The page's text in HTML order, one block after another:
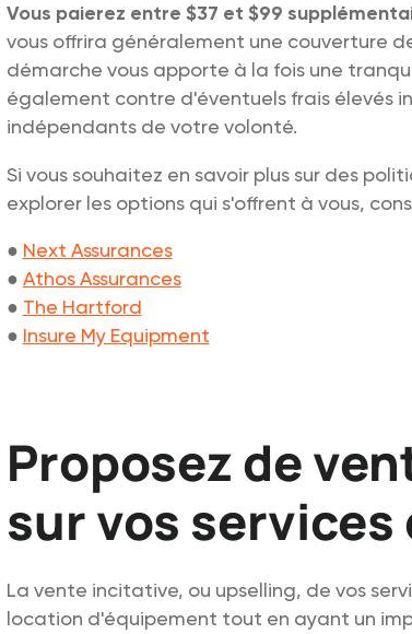
Vous paierez entre $37 et $99
vous offrira généralement une couverture
démarche vous apporte à la fois une
également contre d'éventuels frais élevés
indépendants de votre volonté.
Si vous souhaitez en savoir plus sur des
explorer les options qui s'offrent à vous,
● Next Assurances
● Athos Assurances
● The Hartford
● Insure My Equipment
Proposez de
sur vos
La vente incitative, ou upselling, de vos
location d'équipement tout en ayant un